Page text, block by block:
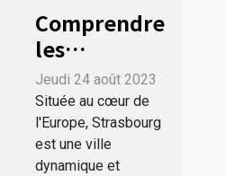
Comprendre
les
avantages
du Portage
Salarial à
Strasbourg
Jeudi 24 août 2023
Située au cœur de
l'Europe, Strasbourg
est une ville
dynamique et